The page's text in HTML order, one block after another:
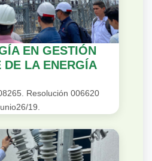
EN GESTIÓN
DE LA ENERGÍA
Resolución 006620
19.